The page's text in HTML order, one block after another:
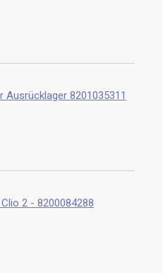
8201035311
2 - 8200084288